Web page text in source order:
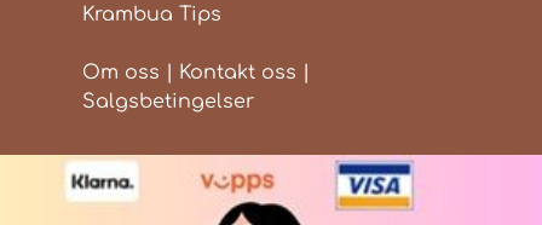
Krambua Tips
Om oss Kontakt oss
Salgsbetingelser